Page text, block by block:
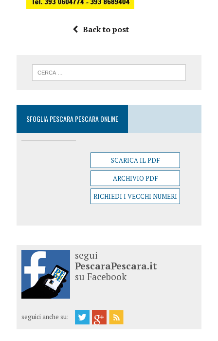
Back to post
SFOGLIA PESCARA PESCARA ONLINE
SCARICA IL PDF
ARCHIVIO PDF
RICHIEDI I VECCHI NUMERI
segui
PescaraPescara.it
su Facebook
seguici anche su: